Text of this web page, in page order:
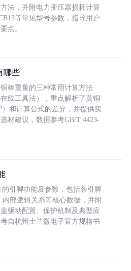
法，并附电力变压器损耗计算
等常见型号参数，指导用户
点。
哪些
棒重量的三种常用计算方法
线工具法），重点解析了黄铜
）和计算公式的差异，并提供实
材建议，数据参考GB/T 4423-
的引脚功能及参数，包括各引脚
部逻辑关系等核心数据，并附
驱动配置、保护机制及典型应
自杭州士兰微电子官方规格书